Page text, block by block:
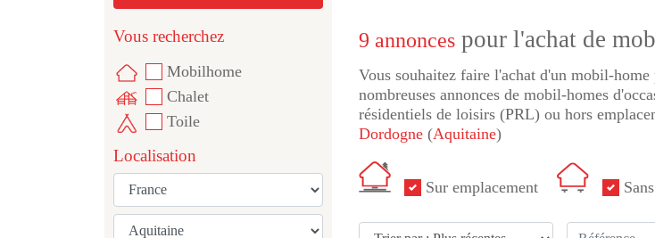
Vous recherchez
Mobilhome
Chalet
Toile
Localisation
9 annonces pour l'achat de
Vous souhaitez faire l'achat d'un mobil-
nombreuses annonces de mobil-homes
résidentiels de loisirs (PRL) ou hors
Dordogne (Aquitaine)
Sur emplacement